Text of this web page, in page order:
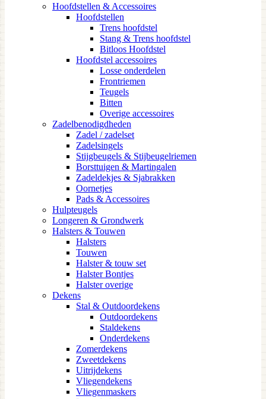
Hoofdstellen & Accessoires
Hoofdstellen
Trens hoofdstel
Stang & Trens hoofdstel
Bitloos Hoofdstel
Hoofdstel accessoires
Losse onderdelen
Frontriemen
Teugels
Bitten
Overige accessoires
Zadelbenodigdheden
Zadel / zadelset
Zadelsingels
Stijgbeugels & Stijbeugelriemen
Borsttuigen & Martingalen
Zadeldekjes & Sjabrakken
Oornetjes
Pads & Accessoires
Hulpteugels
Longeren & Grondwerk
Halsters & Touwen
Halsters
Touwen
Halster & touw set
Halster Bontjes
Halster overige
Dekens
Stal & Outdoordekens
Outdoordekens
Staldekens
Onderdekens
Zomerdekens
Zweetdekens
Uitrijdekens
Vliegendekens
Vliegenmaskers